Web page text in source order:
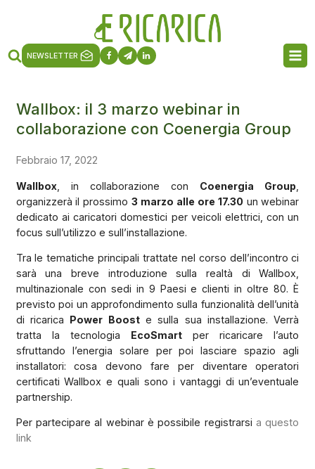
NEWSLETTER
Wallbox: il 3 marzo webinar in
collaborazione con Coenergia Group
Febbraio 17, 2022
Wallbox, in collaborazione con Coenergia Group
organizzerà il prossimo3 marzo alle ore 17.30un webinar
dedicato ai caricatori domestici per veicoli elettrici, con un
focus sull’utilizzo e sull’installazione.
Tra le tematiche principali trattate nel corso dell’incontro ci
sarà una breve introduzione sulla realtà di Wallbox,
multinazionale con sedi in 9 Paesi e clienti in oltre 80. È
previsto poi un approfondimento sulla funzionalità dell’unità
di ricarica Power Booste sulla sua installazione. Verrà
tratta la tecnologia EcoSmart per ricaricare l’auto
sfruttando l’energia solare per poi lasciare spazio agli
installatori: cosa devono fare per diventare operatori
certificati Wallbox e quali sono i vantaggi di un’eventuale
partnership.
Per partecipare al webinar è possibile registrarsia questo
link